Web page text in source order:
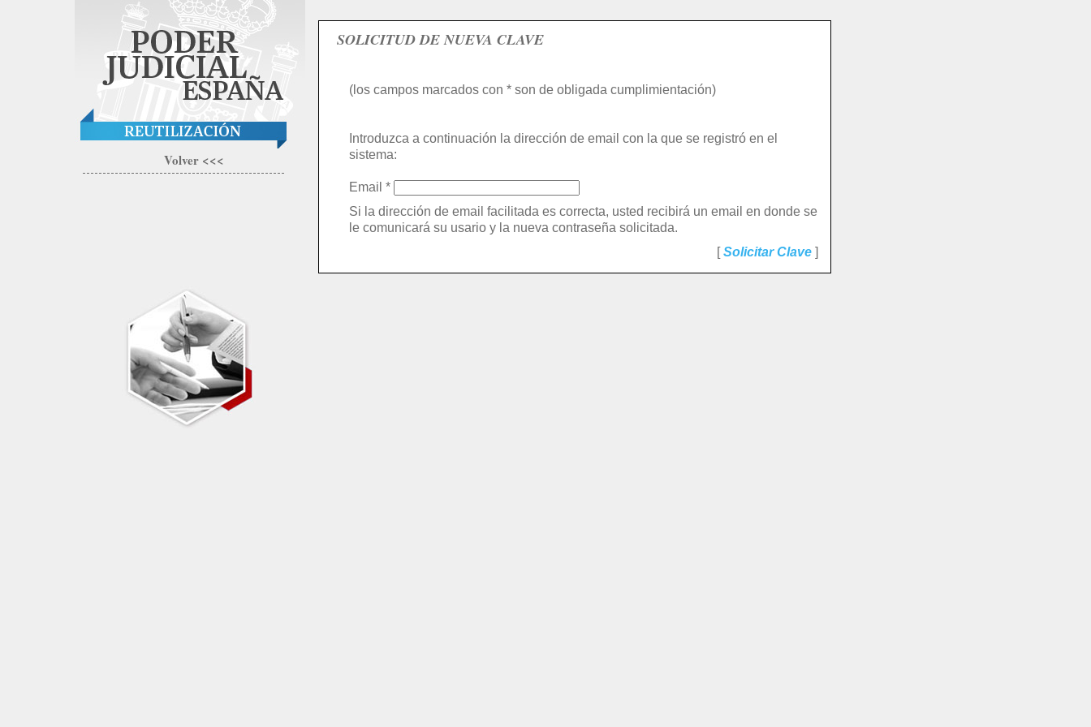
Volver <<<
SOLICITUD DE NUEVA CLAVE
(los campos marcados con * son de obligada cumplimientación)
Introduzca a continuación la dirección de email con la que se registró en el
sistema:
Email *
Si la dirección de email facilitada es correcta, usted recibirá un email en donde se
le comunicará su usario y la nueva contraseña solicitada.
[Solicitar Clave ]